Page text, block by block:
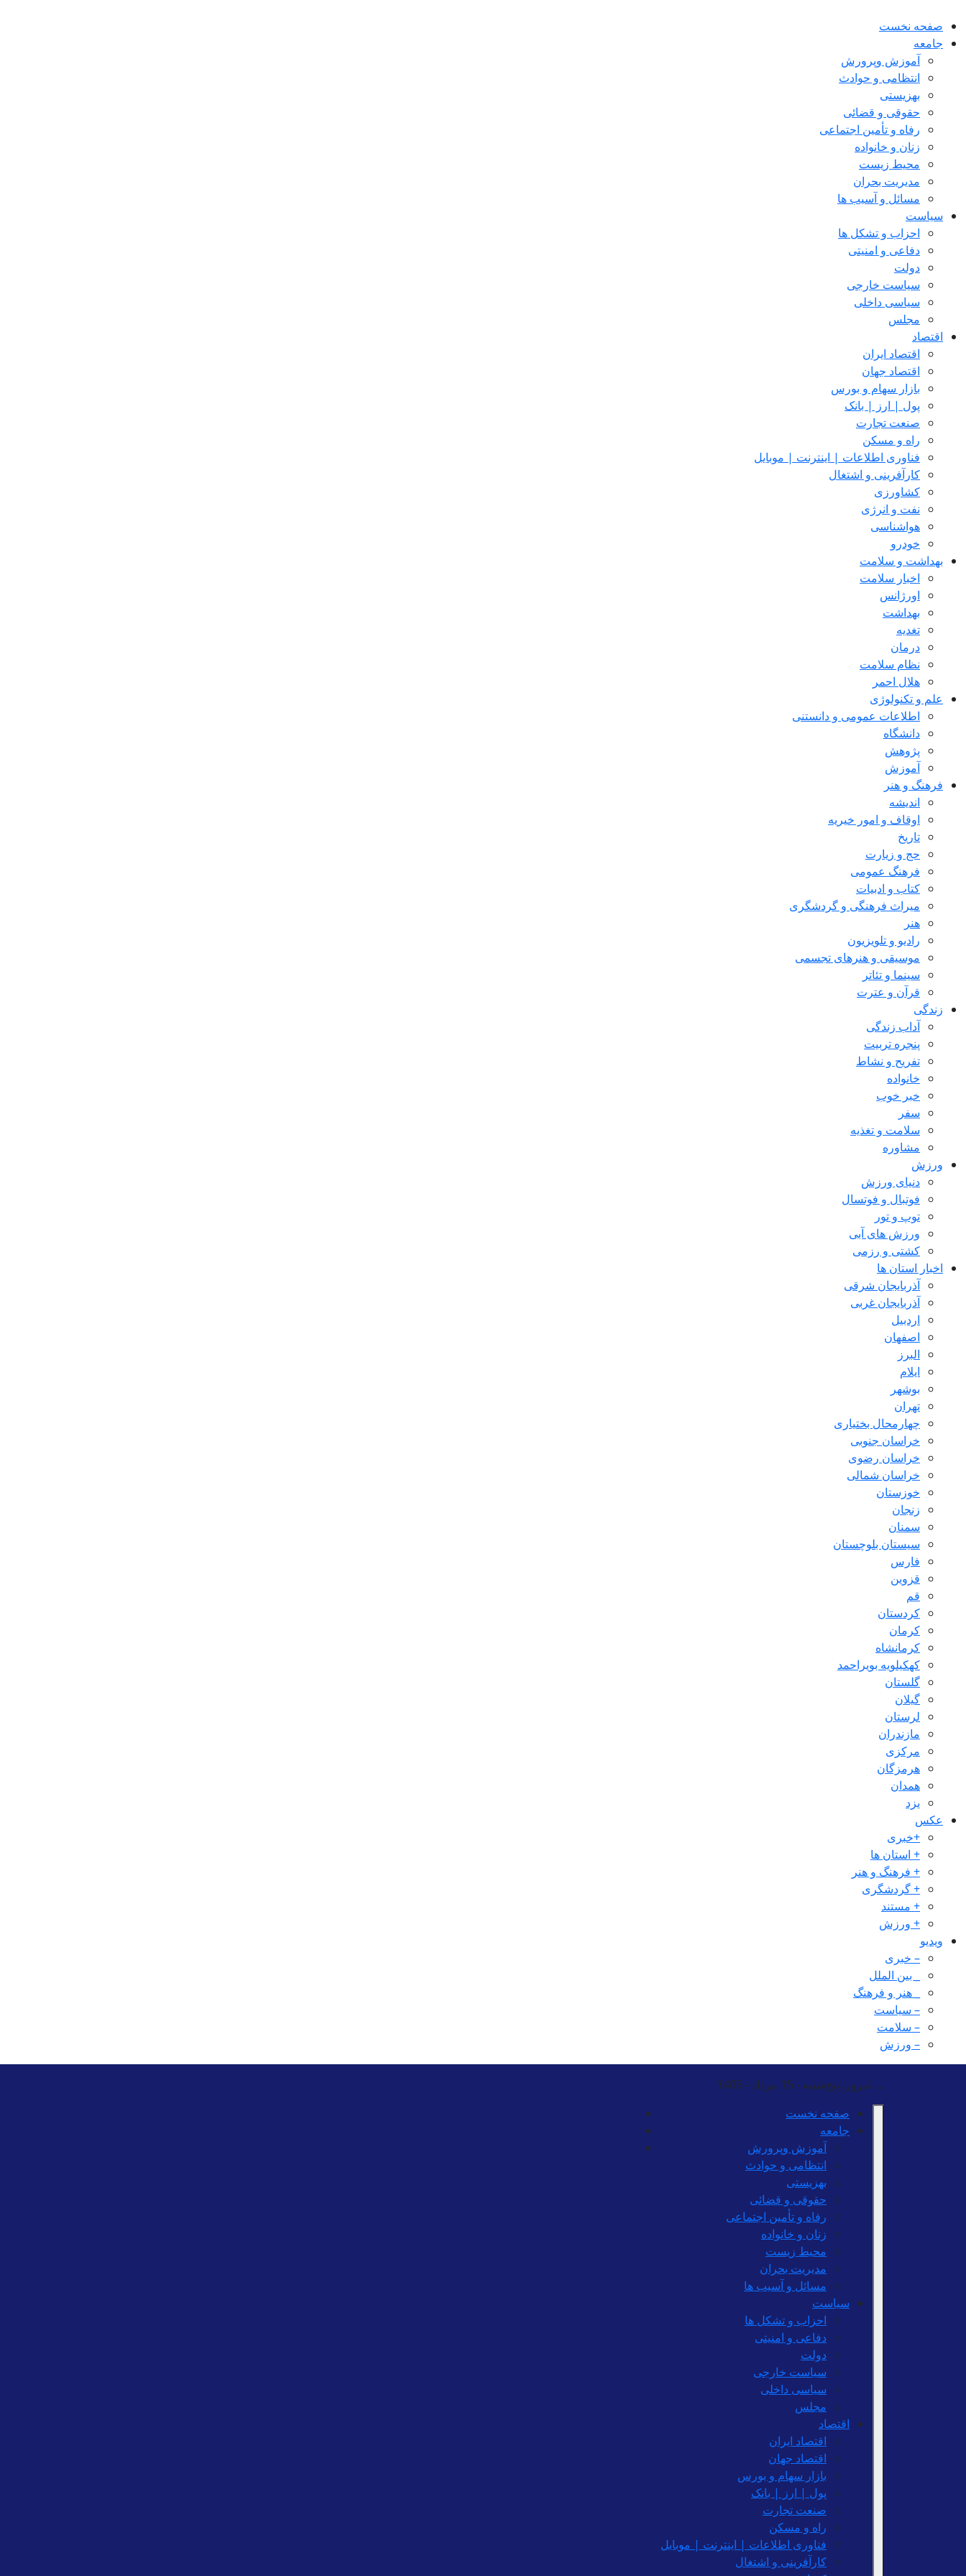
صفحه نخست
جامعه
آموزش وپرورش
انتظامی و حوادث
بهزیستی
حقوقی و قضائی
رفاه و تأمین اجتماعی
زنان و خانواده
محیط زیست
مدیریت بحران
مسائل و آسیب ها
سیاست
احزاب و تشکل ها
دفاعی و امنیتی
دولت
سیاست خارجی
سیاسی داخلی
مجلس
اقتصاد
اقتصاد ایران
اقتصاد جهان
بازار سهام و بورس
پول | ارز | بانک
صنعت تجارت
راه و مسکن
فناوری اطلاعات | اینترنت | موبایل
کارآفرینی و اشتغال
کشاورزی
نفت و انرژی
هواشناسی
خودرو
بهداشت و سلامت
اخبار سلامت
اورژانس
بهداشت
تغدیه
درمان
نظام سلامت
هلال احمر
علم و تکنولوژی
اطلاعات عمومی و دانستنی
دانشگاه
پژوهش
آموزش
فرهنگ و هنر
اندیشه
اوقاف و امور خیریه
تاریخ
حج و زیارت
فرهنگ عمومی
کتاب و ادبیات
میراث فرهنگی و گردشگری
هنر
رادیو و تلویزیون
موسیقی و هنرهای تجسمی
سینما و تئاتر
قرآن و عترت
زندگی
آداب زندگی
پنجره تربیت
تفریح و نشاط
خانواده
خبر خوب
سفر
سلامت و تغذیه
مشاوره
ورزش
دنیای ورزش
فوتبال و فوتسال
توپ و تور
ورزش های آبی
کشتی و رزمی
اخبار استان ها
آذربایجان شرقی
آذربایجان غربی
اردبیل
اصفهان
البرز
ایلام
بوشهر
تهران
چهارمحال بختیاری
خراسان جنوبی
خراسان رضوی
خراسان شمالی
خوزستان
زنجان
سمنان
سیستان بلوچستان
فارس
قزوین
قم
کردستان
کرمان
کرمانشاه
کهکیلویه بویراحمد
گلستان
گیلان
لرستان
مازندران
مرکزی
هرمزگان
همدان
یزد
عکس
+خبری
+ استان ها
+ فرهنگ و هنر
+ گردشگری
+ مستند
+ ورزش
ویدیو
– خبری
_ بین الملل
_ هنر و فرهنگ
– سیاست
– سلامت
– ورزش
... امروز: پنج‌شنبه - 15 مرداد - 1405
صفحه نخست
جامعه
آموزش وپرورش
انتظامی و حوادث
بهزیستی
حقوقی و قضائی
رفاه و تأمین اجتماعی
زنان و خانواده
محیط زیست
مدیریت بحران
مسائل و آسیب ها
سیاست
احزاب و تشکل ها
دفاعی و امنیتی
دولت
سیاست خارجی
سیاسی داخلی
مجلس
اقتصاد
اقتصاد ایران
اقتصاد جهان
بازار سهام و بورس
پول | ارز | بانک
صنعت تجارت
راه و مسکن
فناوری اطلاعات | اینترنت | موبایل
کارآفرینی و اشتغال